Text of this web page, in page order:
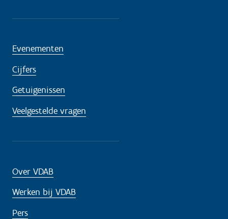
Evenementen
Cijfers
Getuigenissen
Veelgestelde vragen
Over VDAB
Werken bij VDAB
Pers